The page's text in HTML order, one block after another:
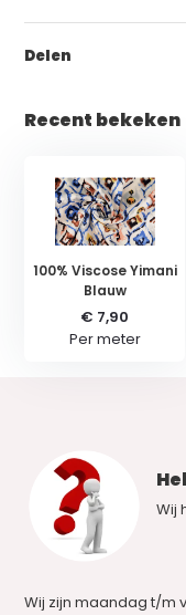
Delen
Recent bekeken
100% Viscose Yimani
Blauw
€ 7,90
Per meter
Wij
Wij zijn maandag t/m